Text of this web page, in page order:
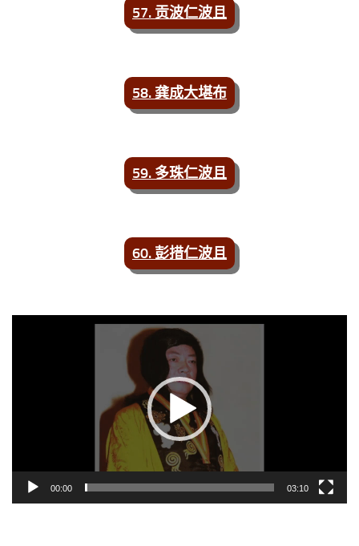
57. 贡波仁波且
58. 龚成大堪布
59. 多珠仁波且
60. 彭措仁波且
00:00 03:10